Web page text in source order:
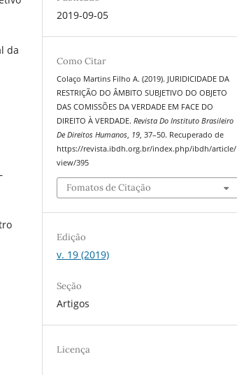
da
2019-09-05
Como Citar
Colaço Martins Filho A. (2019). JURIDICIDADE DA
RESTRIÇÃO DO ÂMBITO SUBJETIVO DO OBJETO
DAS COMISSÕES DA VERDADE EM FACE DO
DIREITO À VERDADE.Revista Do Instituto Brasileiro
De Direitos Humanos, 19, 37–50. Recuperado de
https://revista.ibdh.org.br/index.php/ibdh/article/
view/395
Fomatos de Citação
Edição
v. 19 (2019)
Seção
Artigos
Licença